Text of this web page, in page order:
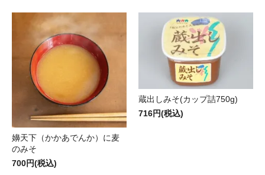
嬶天下（かかあでんか）に麦
のみそ
700円(税込)
蔵出しみそ(カップ詰750g)
716円(税込)